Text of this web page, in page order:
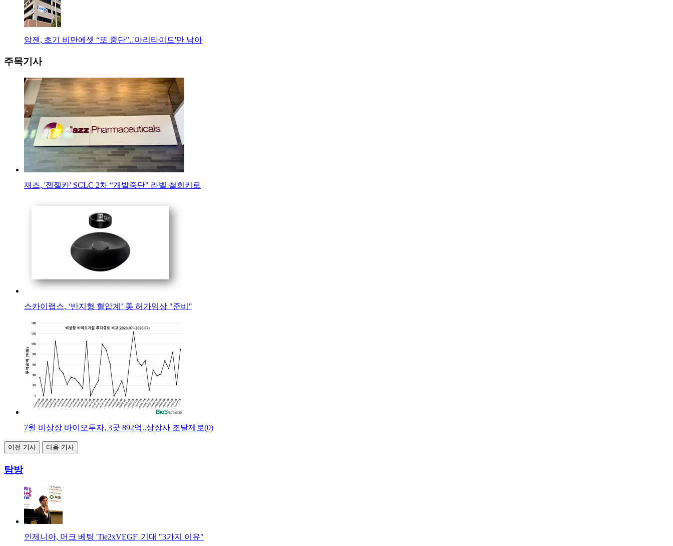
암젠, 초기 비만에셋 “또 중단”..'마리타이드'만 남아
주목기사
재즈, '젭젤카' SCLC 2차 “개발중단" 라벨 철회키로
스카이랩스, ‘반지형 혈압계’ 美 허가임상 "준비"
7월 비상장 바이오투자, 3곳 892억..상장사 조달제로(0)
이전 기사 다음 기사
탐방
인제니아, 머크 베팅 'Tie2xVEGF' 기대 "3가지 이유"